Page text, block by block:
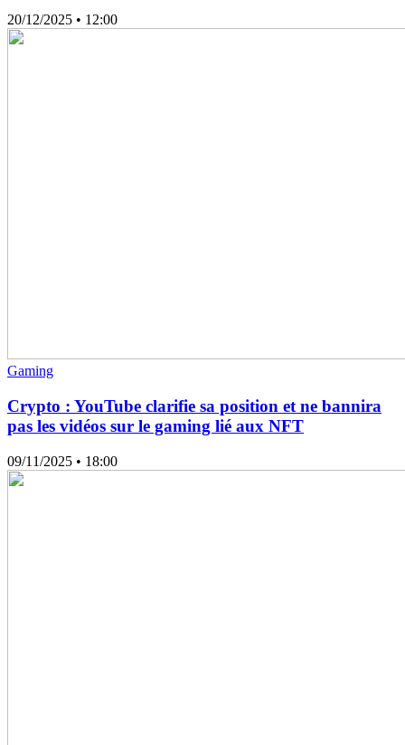
20/12/2025 • 12:00
Gaming
Crypto : YouTube clarifie sa position et ne bannira
pas les vidéos sur le gaming lié aux NFT
09/11/2025 • 18:00